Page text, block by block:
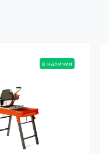
в наличии